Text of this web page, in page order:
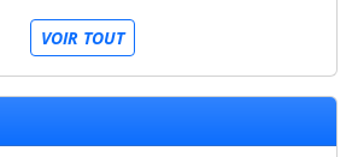
VOIR TOUT